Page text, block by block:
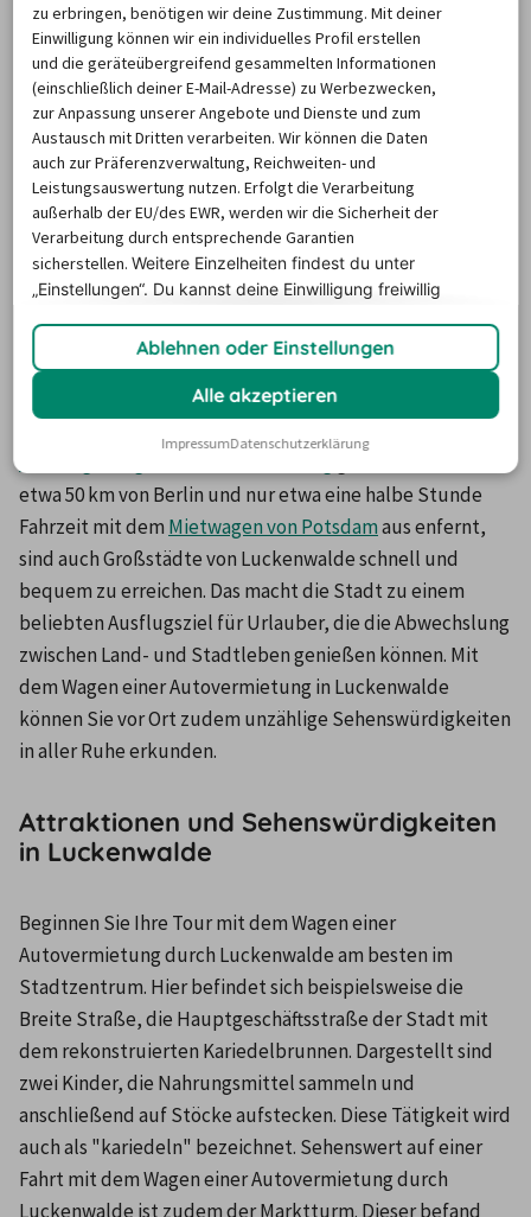
Die Preise basieren auf dem Minimum Median-Suchpreis für die
nächsten 12 Monate und können für neue Suchanfragen variieren.
Autovermietung Luckenwalde
Die Kreisstadt Luckenwalde befindet sich im Landkreis
etwa 50 km von Berlin und nur etwa eine halbe Stunde
Fahrzeit mit dem Mietwagen von Potsdam aus enfernt,
sind auch Großstädte von Luckenwalde schnell und
bequem zu erreichen. Das macht die Stadt zu einem
beliebten Ausflugsziel für Urlauber, die die Abwechslung
zwischen Land- und Stadtleben genießen können. Mit
dem Wagen einer Autovermietung in Luckenwalde
können Sie vor Ort zudem unzählige Sehenswürdigkeiten
in aller Ruhe erkunden.
Attraktionen und Sehenswürdigkeiten
in Luckenwalde
Beginnen Sie Ihre Tour mit dem Wagen einer
Autovermietung durch Luckenwalde am besten im
Stadtzentrum. Hier befindet sich beispielsweise die
Breite Straße, die Hauptgeschäftsstraße der Stadt mit
dem rekonstruierten Kariedelbrunnen. Dargestellt sind
zwei Kinder, die Nahrungsmittel sammeln und
anschließend auf Stöcke aufstecken. Diese Tätigkeit wird
auch als "kariedeln" bezeichnet. Sehenswert auf einer
Fahrt mit dem Wagen einer Autovermietung durch
Luckenwalde ist zudem der Marktturm. Dieser befand
zu erbringen, benötigen wir deine Zustimmung. Mit deiner
Einwilligung können wir ein individuelles Profil erstellen
und die geräteübergreifend gesammelten Informationen
(einschließlich deiner E-Mail-Adresse) zu Werbezwecken,
zur Anpassung unserer Angebote und Dienste und zum
Austausch mit Dritten verarbeiten. Wir können die Daten
auch zur Präferenzverwaltung, Reichweiten- und
Leistungsauswertung nutzen. Erfolgt die Verarbeitung
außerhalb der EU/des EWR, werden wir die Sicherheit der
Verarbeitung durch entsprechende Garantien
sicherstellen.Weitere Einzelheiten findest du unter
„Einstellungen“. Du kannst deine Einwilligung freiwillig
Ablehnen oder Einstellungen
Alle akzeptieren
ImpressumDatenschutzerklärung